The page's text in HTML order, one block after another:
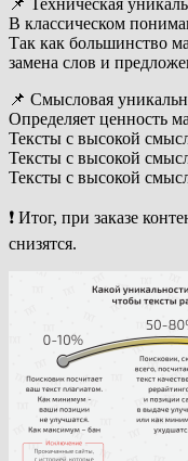
В классическом
Так как большинство
замена слов и
📌 Смысловая
Определяет ценность
Тексты с высокой
Тексты с высокой
Тексты с высокой
❗ Итог, при заказе
снизятся.